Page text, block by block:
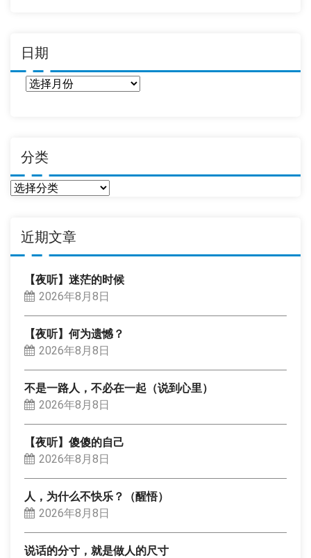
日期
分类
分
近期文章
【夜听】迷茫的时候
2026年8月8日
【夜听】何为遗憾？
2026年8月8日
不是一路人，不必在一起（说到心里）
2026年8月8日
【夜听】傻傻的自己
2026年8月8日
人，为什么不快乐？（醒悟）
2026年8月8日
说话的分寸，就是做人的尺寸